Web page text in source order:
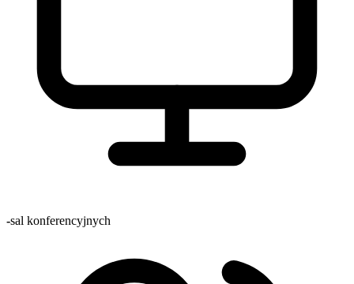
-sal konferencyjnych